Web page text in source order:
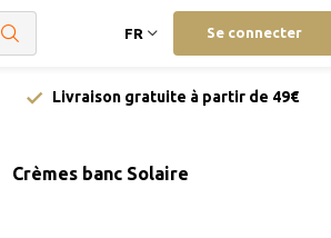
FR Se connecter
Livraison gratuite à partir de 49€
Crèmes banc Solaire